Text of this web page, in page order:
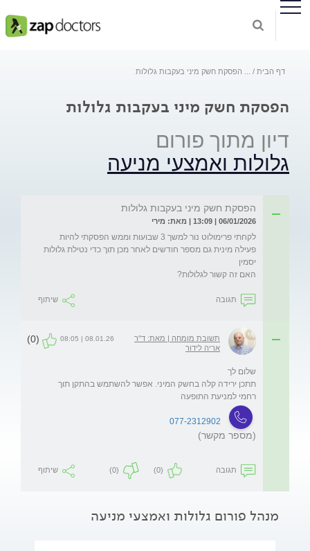
דף הבית הפסקת חשק מיני בעקבות גלולות
הפסקת חשק מיני בעקבות גלולות
דיון מתוך פורום
גלולות ואמצעי מניעה
הפסקת חשק מיני בעקבות גלולות
06/01/2026 | 13:09 | מאת: מירי
לקחתי פרימולוט נור למשך 3 שבועות וממש הפסקתי להיות
פעילה מינית גם מספר חודשים לאחר מכן תוך כדי נטילת גלולות
האם זה קשור לגלולות?
תגובה שיתוף
תשובת מומחה | מאת: ד"ר
אריה לידור
08.01.26 | 08:05
(0)
תתכן ירידה קלה בחשק המיני. אפשר להשתמש בהתקן תוך
רחמי למניעת התופעה
077-2312902
(מספר מקשר)
תגובה (0)
(0) שיתוף
מנהל פורום גלולות ואמצעי מניעה